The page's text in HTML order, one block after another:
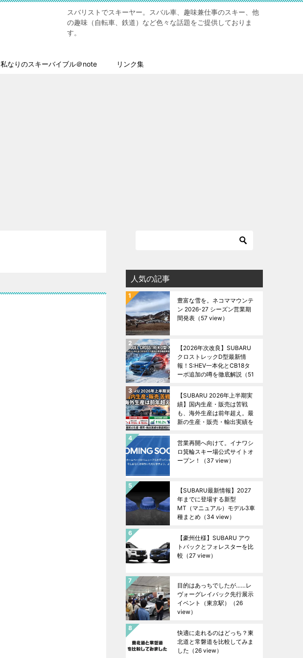
スバリストでスキーヤー。スバル車、趣味兼仕事のスキー、他
の趣味（自転車、鉄道）など色々な話題をご提供しておりま
す。
私なりのスキーバイブル＠note リンク集
人気の記事
豊富な雪を。ネコママウンテ
ン 2026-27 シーズン営業期
間発表 （57 view）
【2026年次改良】SUBARU
クロストレックD型最新情
報！S:HEV一本化とCB18タ
ーボ追加の噂を徹底解説 （51
【SUBARU 2026年上半期実
績】国内生産・販売は苦戦
も、海外生産は前年超え。最
新の生産・販売・輸出実績を
営業再開へ向けて。イナワシ
ロ箕輪スキー場公式サイトオ
ープン！
（37 view）
【SUBARU最新情報】2027
年までに登場する新型
MT（マニュアル）モデル3車
種まとめ （34 view）
【豪州仕様】SUBARU アウ
トバックとフォレスターを比
較 （27 view）
目的はあっちでしたが……レ
ヴォーグレイバック先行展示
イベント（東京駅）
（26
view）
快適に走れるのはどっち？東
北道と常磐道を比較してみま
した （26 view）